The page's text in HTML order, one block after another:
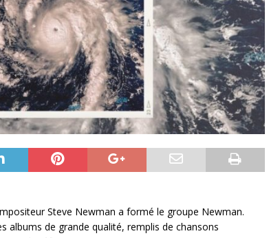
Steve Newman a formé le groupe Newman.
albums de grande qualité, remplis de chansons